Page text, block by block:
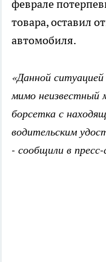
феврале
товара, оставил
автомобиля.
«Данной ситуацией
мимо неизвестный
борсетка с
водительским
- сообщили в